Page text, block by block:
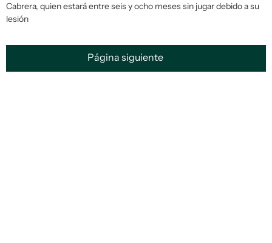
Cabrera, quien estará entre seis y ocho meses sin jugar debido a su
lesión
Página siguiente